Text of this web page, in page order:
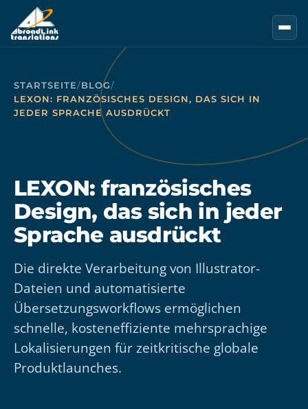
Zum Hauptinhalt springen
STARTSEITE/BLOG/
LEXON: FRANZÖSISCHES DESIGN, DAS SICH IN
JEDER SPRACHE AUSDRÜCKT
LEXON: französisches
Design, das sich in jeder
Sprache ausdrückt
Die direkte Verarbeitung von Illustrator-
Dateien und automatisierte
Übersetzungsworkflows ermöglichen
schnelle, kosteneffiziente mehrsprachige
Lokalisierungen für zeitkritische globale
Produktlaunches.